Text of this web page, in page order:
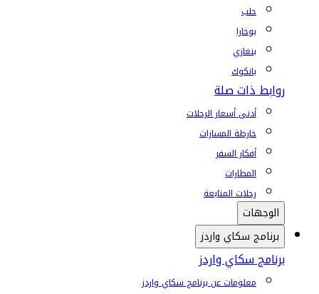
حلب
بوخارا
بنغازي
بانكوك
روابط ذات صلة
أدنى أسعار الرحلات
خارطة المسارات
أفكار السفر
المطارات
رحلات المتابعة
الوجهات
برنامج سكاي واردز
برنامج سكاي واردز
معلومات عن برنامج سكاي واردز